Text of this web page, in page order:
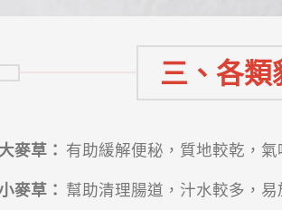
三、各類
麥草： 有助緩解便秘，質地較乾，氣
麥草： 幫助清理腸道，汁水較多，